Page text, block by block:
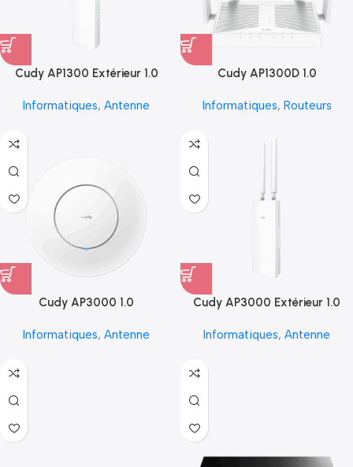
Cudy AP1300 Extérieur 1.0
Informatiques, Antenne
Cudy AP1300D 1.0
Informatiques, Routeurs
Cudy AP3000 1.0
Informatiques, Antenne
Cudy AP3000 Extérieur 1.0
Informatiques, Antenne